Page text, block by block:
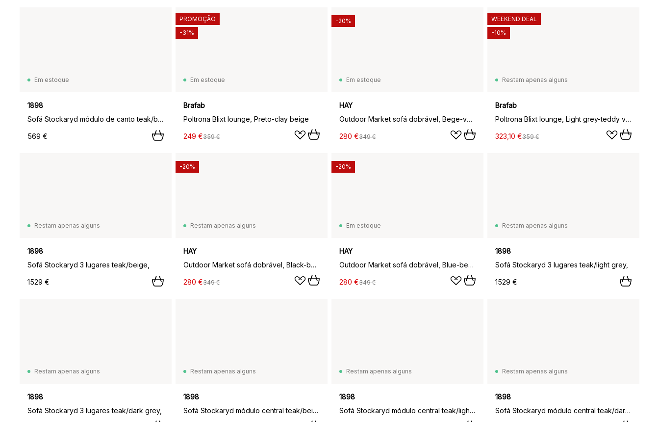
Em estoque
1898
Sofá Stockaryd módulo de canto teak/beige,
569 €
Em estoque
Brafab
Poltrona Blixt lounge, Preto-clay beige
249 €359 €
PROMOÇÃO
-31%
Em estoque
HAY
Outdoor Market sofá dobrável, Bege-vermelho, 2 lugares
280 €349 €
-20%
Restam apenas alguns
Brafab
Poltrona Blixt lounge, Light grey-teddy verde
323,10 €359 €
WEEKEND DEAL
-10%
Restam apenas alguns
1898
Sofá Stockaryd 3 lugares teak/beige,
1529 €
Restam apenas alguns
HAY
Outdoor Market sofá dobrável, Black-bege, 2 lugares
280 €349 €
-20%
Em estoque
HAY
Outdoor Market sofá dobrável, Blue-bege, 2 lugares
280 €349 €
-20%
Restam apenas alguns
1898
Sofá Stockaryd 3 lugares teak/light grey,
1529 €
Restam apenas alguns
1898
Sofá Stockaryd 3 lugares teak/dark grey,
Restam apenas alguns
1898
Sofá Stockaryd módulo central teak/beige,
Restam apenas alguns
1898
Sofá Stockaryd módulo central teak/light grey,
Restam apenas alguns
1898
Sofá Stockaryd módulo central teak/dark grey,